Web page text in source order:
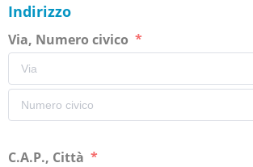
Indirizzo
Via, Numero civico
C.A.P., Città